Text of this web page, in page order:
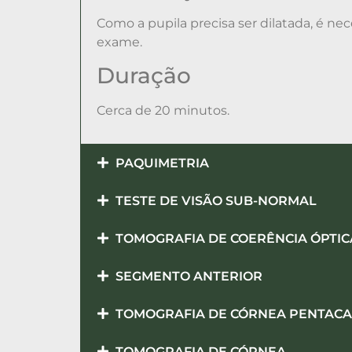
Como a pupila precisa ser dilatada, é
exame.
Duração
Cerca de 20 minutos.
PAQUIMETRIA
TESTE DE VISÃO SUB-NORMAL
TOMOGRAFIA DE COERÊNCIA
SEGMENTO ANTERIOR
TOMOGRAFIA DE CÓRNEA